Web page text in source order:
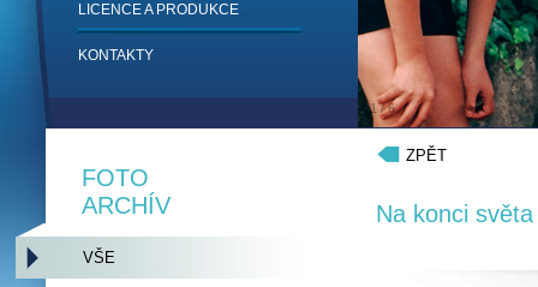
1/6
LICENCE A PRODUKCE
KONTAKTY
ZPĚT
Na konci světa
FOTO
ARCHÍV
VŠE